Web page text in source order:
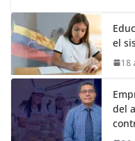
el
18
del